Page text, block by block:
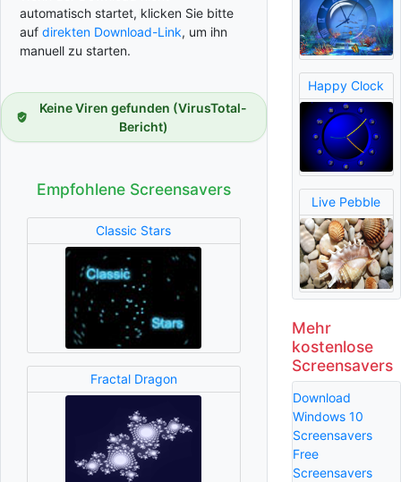
automatisch startet, klicken Sie bitte
auf direkten Download-Link, um ihn
manuell zu starten.
Keine Viren gefunden (VirusTotal-
Bericht)
Empfohlene Screensavers
Classic Stars
Fractal Dragon
Happy Clock
Live Pebble
Mehr
kostenlose
Screensavers
Download
Windows 10
Screensavers
Free
Screensavers